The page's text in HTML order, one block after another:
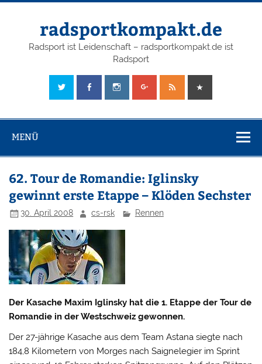
radsportkompakt.de
Radsport ist Leidenschaft – radsportkompakt.de ist
Radsport
MENÜ
62. Tour de Romandie: Iglinsky
gewinnt erste Etappe – Klöden Sechster
30. April 2008 cs-rsk Rennen
Der Kasache Maxim Iglinsky hat die 1. Etappe der Tour de
Romandie in der Westschweiz gewonnen.
Der 27-jährige Kasache aus dem Team Astana siegte nach
184,8 Kilometern von Morges nach Saignelegier im Sprint